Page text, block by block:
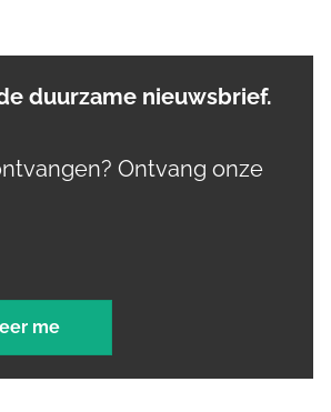
duurzame nieuwsbrief.
Ontvang onze